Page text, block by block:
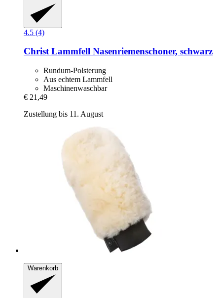
4.5 (4)
ChristLammfell Nasenriemenschoner, schwarz
Rundum-Polsterung
Aus echtem Lammfell
Maschinenwaschbar
€ 21,49
Zustellung bis 11. August
Warenkorb